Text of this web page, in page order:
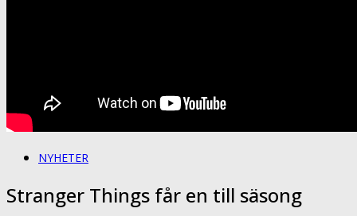
NYHETER
Stranger Things får en till säsong